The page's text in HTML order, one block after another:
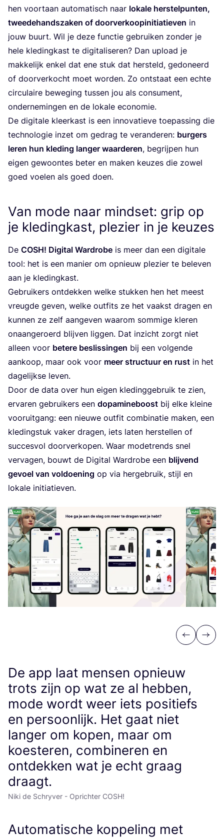
hen voort­aan auto­ma­tisch naar loka­le her­stel­pun­ten,
twee­de­hands­za­ken of door­ver­koop­i­ni­ti­a­tie­ven in
jouw buurt. Wil je deze func­tie gebrui­ken zon­der je
hele kle­ding­kast te digi­ta­li­se­ren? Dan upload je
mak­ke­lijk enkel dat ene stuk dat her­steld, gedo­neerd
of door­ver­kocht moet wor­den. Zo ont­staat een ech­te
cir­cu­lai­re bewe­ging tus­sen jou als con­su­ment,
onder­ne­min­gen en de loka­le economie.
De digi­ta­le kleer­kast is een inno­va­tie­ve toe­pas­sing die
tech­no­lo­gie inzet om gedrag te ver­an­de­ren: bur­gers
leren hun kle­ding lan­ger waar­de­ren, begrij­pen hun
eigen gewoon­tes beter en maken keu­zes die zowel
goed voe­len als goed doen.
Van mode naar mindset: grip op
je kledingkast, plezier in je keuzes
De COSH! Digi­tal Ward­ro­be is meer dan een digi­ta­le
tool: het is een manier om opnieuw ple­zier te bele­ven
aan je kle­ding­kast.
Gebrui­kers ont­dek­ken wel­ke stuk­ken hen het meest
vreug­de geven, wel­ke out­fits ze het vaakst dra­gen en
kun­nen ze zelf aan­ge­ven waar­om som­mi­ge kle­ren
onaan­ge­roerd blij­ven lig­gen. Dat inzicht zorgt niet
alleen voor bete­re beslis­sin­gen bij een vol­gen­de
aan­koop, maar ook voor meer struc­tuur en rust in het
dage­lijk­se leven.
Door de data over hun eigen kle­ding­ge­bruik te zien,
erva­ren gebrui­kers een dop­ami­ne­boost bij elke klei­ne
voor­uit­gang: een nieu­we out­fit com­bi­na­tie maken, een
kle­ding­stuk vaker dra­gen, iets laten her­stel­len of
suc­ces­vol door­ver­ko­pen. Waar mode­trends snel
ver­va­gen, bouwt de Digi­tal Ward­ro­be een blij­vend
gevoel van vol­doe­ning op via her­ge­bruik, stijl en
loka­le initiatieven.
Previous
Next
De app laat mensen opnieuw
trots zijn op wat ze al hebben,
mode wordt weer iets positiefs
en persoonlijk. Het gaat niet
langer om kopen, maar om
koesteren, combineren en
ontdekken wat je echt graag
draagt.
Niki de Schryver - Oprichter COSH!
Automatische koppeling met